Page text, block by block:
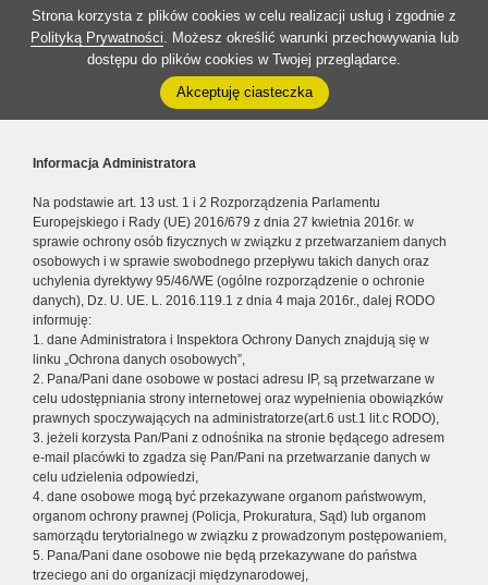
Strona korzysta z plików cookies w celu realizacji usług i zgodnie z
Polityką Prywatności. Możesz określić warunki przechowywania lub
dostępu do plików cookies w Twojej przeglądarce.
Akceptuję ciasteczka
Informacja Administratora
Na podstawie art. 13 ust. 1 i 2 Rozporządzenia Parlamentu
Europejskiego i Rady (UE) 2016/679 z dnia 27 kwietnia 2016r. w
sprawie ochrony osób fizycznych w związku z przetwarzaniem danych
osobowych i w sprawie swobodnego przepływu takich danych oraz
uchylenia dyrektywy 95/46/WE (ogólne rozporządzenie o ochronie
danych), Dz. U. UE. L. 2016.119.1 z dnia 4 maja 2016r., dalej RODO
informuję:
1. dane Administratora i Inspektora Ochrony Danych znajdują się w
linku „Ochrona danych osobowych”,
2. Pana/Pani dane osobowe w postaci adresu IP, są przetwarzane w
celu udostępniania strony internetowej oraz wypełnienia obowiązków
prawnych spoczywających na administratorze(art.6 ust.1 lit.c RODO),
3. jeżeli korzysta Pan/Pani z odnośnika na stronie będącego adresem
e-mail placówki to zgadza się Pan/Pani na przetwarzanie danych w
celu udzielenia odpowiedzi,
4. dane osobowe mogą być przekazywane organom państwowym,
organom ochrony prawnej (Policja, Prokuratura, Sąd) lub organom
samorządu terytorialnego w związku z prowadzonym postępowaniem,
5. Pana/Pani dane osobowe nie będą przekazywane do państwa
trzeciego ani do organizacji międzynarodowej,